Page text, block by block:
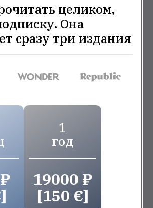
целиком,
Она
сразу три издания
1
год
19000 ₽
[150 €]